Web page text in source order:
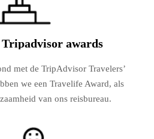
awards
met de TripAdvisor Travelers’
we een Travelife Award, als
van ons reisbureau.